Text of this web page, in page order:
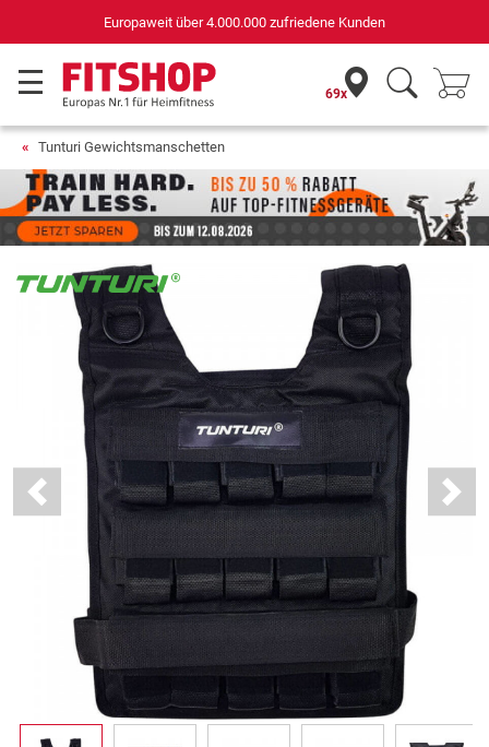
für Sportgeräte (n-tv+DISQ 2016-2024)
69x
Tunturi Gewichtsmanschetten
Previous Next